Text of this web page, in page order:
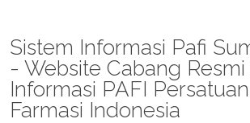
Sistem Informasi Pafi
- Website Cabang Resmi
Informasi PAFI
Farmasi Indonesia